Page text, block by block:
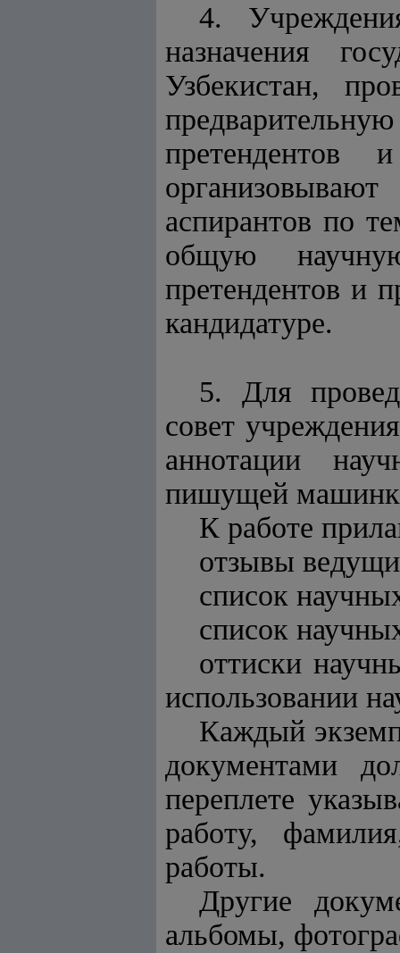
4.
назначения
Узбекистан,
претендентов
аспирантов по
общую
претендентов и
кандидатуре.
5. Для
совет
аннотации
пишущей
К работе
отзывы
список
список
оттиски
использовании
Каждый
документами
переплете
работу,
работы.
Другие
альбомы,